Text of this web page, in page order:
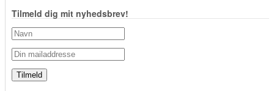
Tilmeld dig mit nyhedsbrev!